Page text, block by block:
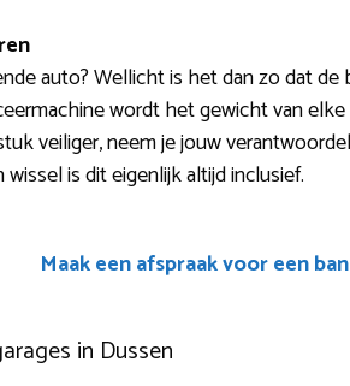
auto? Wellicht is het dan zo dat
wordt het gewicht van
veiliger, neem je jouw
wissel is dit eigenlijk altijd inclusief.
Maak een afspraak voor een
in Dussen